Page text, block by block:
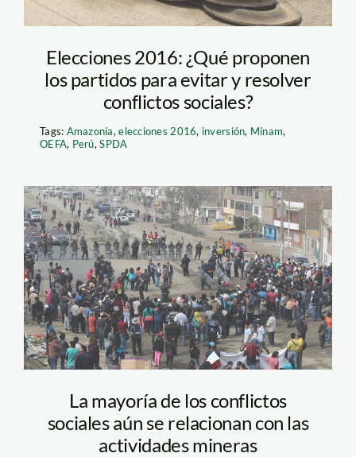
Elecciones 2016: ¿Qué proponen
los partidos para evitar y resolver
conflictos sociales?
Tags: Amazonía,elecciones 2016, inversión, Minam,
OEFA, Perú,SPDA
Carretera protesta_
La República
La mayoría de los conflictos
sociales aún se relacionan con las
actividades mineras